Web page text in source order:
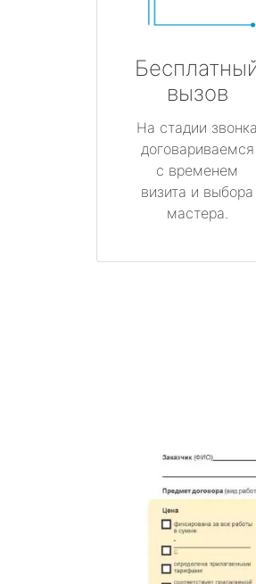
вызов
На стадии звонка
договариваемся
с временем
визита и выбора
мастера.